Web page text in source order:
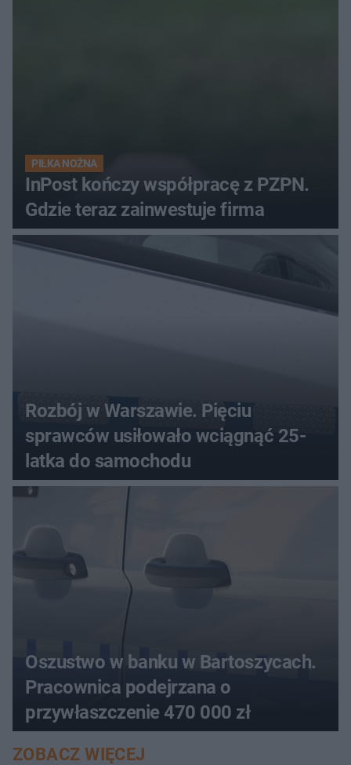
PIŁKA NOŻNA
InPost kończy współpracę z PZPN.
Gdzie teraz zainwestuje firma
Rozbój w Warszawie. Pięciu
sprawców usiłowało wciągnąć 25-
latka do samochodu
Oszustwo w banku w Bartoszycach.
Pracownica podejrzana o
przywłaszczenie 470 000 zł
ZOBACZ WIĘCEJ